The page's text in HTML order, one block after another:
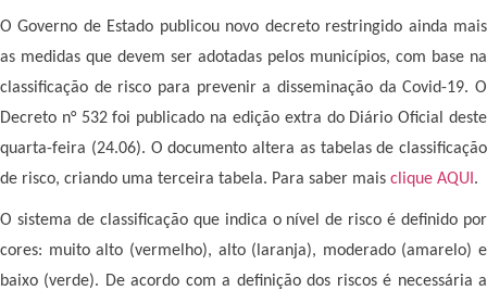
O Governo de Estado publicou novo decreto restringido ainda mais
as medidas que devem ser adotadas pelos municípios, com base na
classificação de risco para prevenir a disseminação da Covid-19. O
Decreto n° 532 foi publicado na edição extra do Diário Oficial deste
quarta-feira (24.06). O documento altera as tabelas de classificação
de risco, criando uma terceira tabela. Para saber mais clique AQUI .
O sistema de classificação que indica o nível de risco é definido por
cores: muito alto (vermelho), alto (laranja), moderado (amarelo) e
baixo (verde). De acordo com a definição dos riscos é necessária a